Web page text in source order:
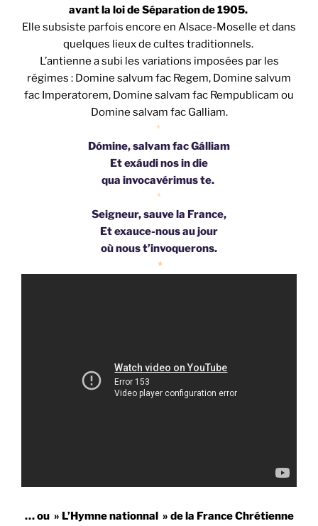
avant la loi de Séparation de 1905.
Elle subsiste parfois encore en Alsace-Moselle et dans
quelques lieux de cultes traditionnels.
L’antienne a subi les variations imposées par les
régimes : Domine salvum fac Regem, Domine salvum
fac Imperatorem, Domine salvam fac Rempublicam ou
Domine salvam fac Galliam.
*
Dómine, salvam fac Gálliam
Et exáudi nos in die
qua invocavérimus te.
*
Seigneur, sauve la France,
Et exauce-nous au jour
où nous t’invoquerons.
*
… ou » L’Hymne nationnal » de la France Chrétienne